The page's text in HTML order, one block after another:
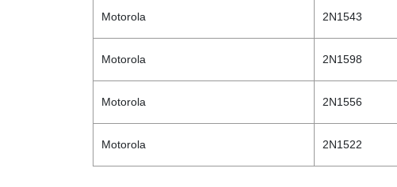
Motorola 2N1543
Motorola 2N1598
Motorola 2N1556
Motorola 2N1522